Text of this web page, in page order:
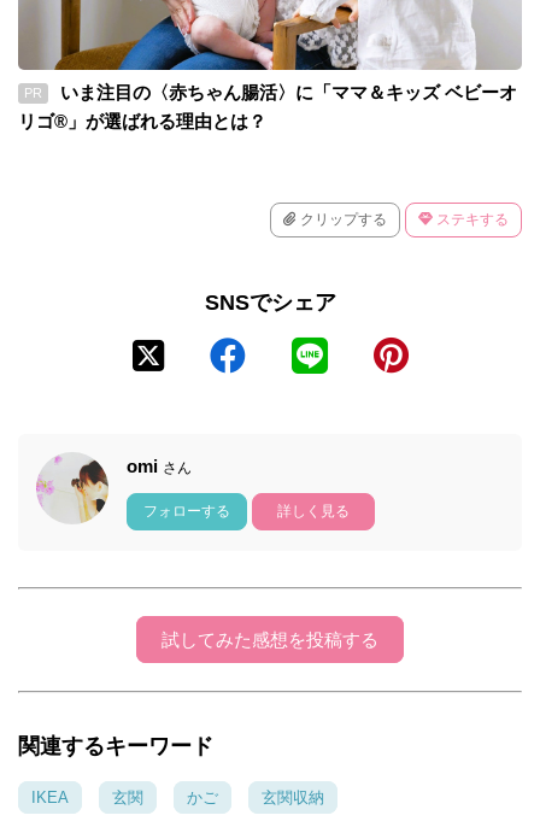
PR
いま注目の〈赤ちゃん腸活〉に「ママ＆キッズ ベビーオ
リゴ®」が選ばれる理由とは？
クリップする ステキする
SNSでシェア
omi さん
フォローする 詳しく見る
試してみた感想を投稿する
関連するキーワード
IKEA 玄関 かご 玄関収納